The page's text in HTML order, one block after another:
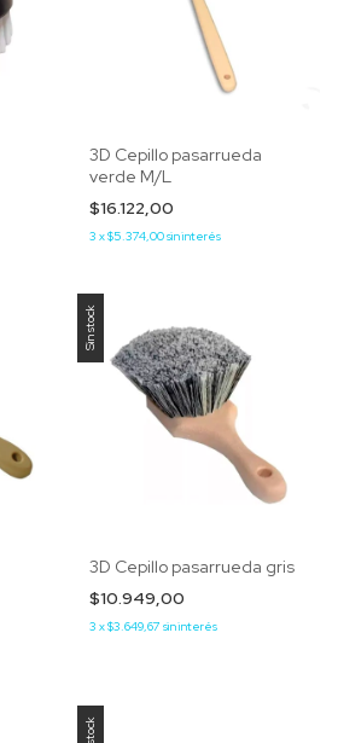
3D Cepillo pasarrueda
verde M/L
$16.122,00
3 x$5.374,00sin interés
Sin stock
3D Cepillo pasarrueda gris
$10.949,00
3 x$3.649,67 sin interés